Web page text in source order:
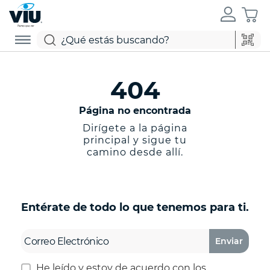
404
Página no encontrada
Dirígete a la página
principal y sigue tu
camino desde allí.
Entérate de todo lo que tenemos para ti.
Enviar